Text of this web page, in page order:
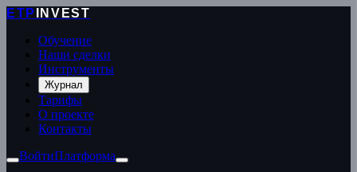
ETP
INVEST
Обучение
Наши сделки
Инструменты
Журнал
Тарифы
О проекте
Контакты
ВойтиПлатформа